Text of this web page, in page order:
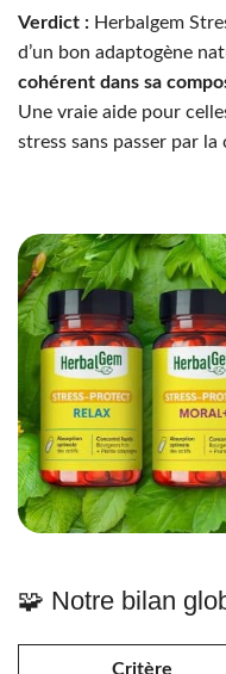
Verdict : Herbalgem
d’un bon adaptogène
cohérent dans sa
Une vraie aide pour
stress sans passer par la
🧩 Notre bilan
Critère